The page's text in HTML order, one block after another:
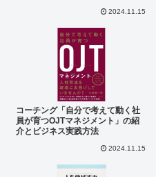
2024.11.15
コーチング「自分で考えて動く社
員が育つOJTマネジメント」の紹
介とビジネス実践方法
2024.11.15